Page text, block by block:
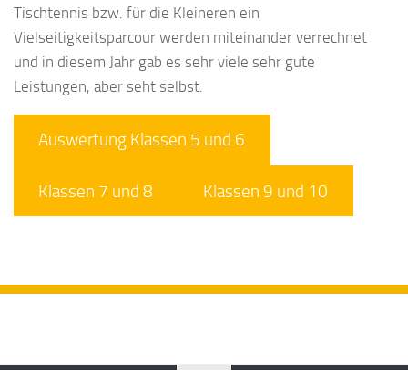
Tischtennis bzw. für die Kleineren ein
Vielseitigkeitsparcour werden miteinander verrechnet
und in diesem Jahr gab es sehr viele sehr gute
Leistungen, aber seht selbst.
Auswertung Klassen 5 und 6
Klassen 7 und 8 Klassen 9 und 10